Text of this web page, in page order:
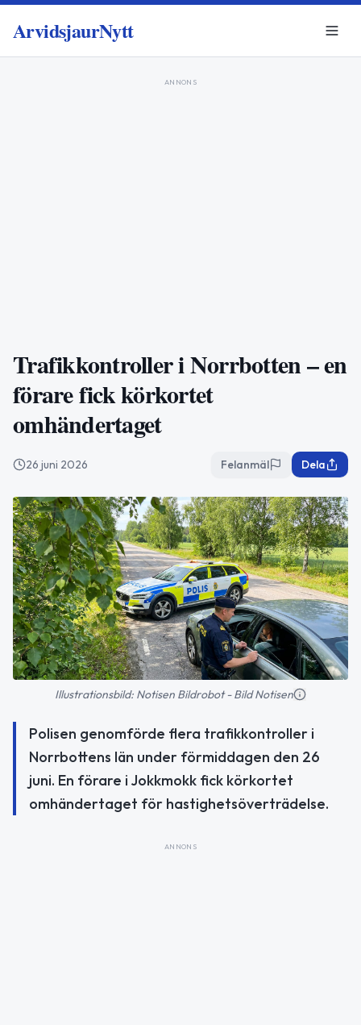
ArvidsjaurNytt
ANNONS
Trafikkontroller i Norrbotten – en
förare fick körkortet
omhändertaget
26 juni 2026 Felanmäl Dela
Illustrationsbild: Notisen Bildrobot - Bild Notisen
Polisen genomförde flera trafikkontroller i
Norrbottens län under förmiddagen den 26
juni. En förare i Jokkmokk fick körkortet
omhändertaget för hastighetsöverträdelse.
ANNONS